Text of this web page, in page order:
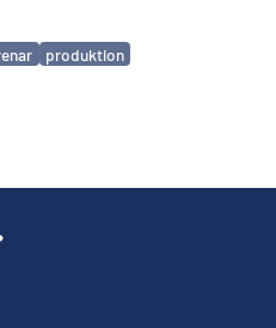
produktion